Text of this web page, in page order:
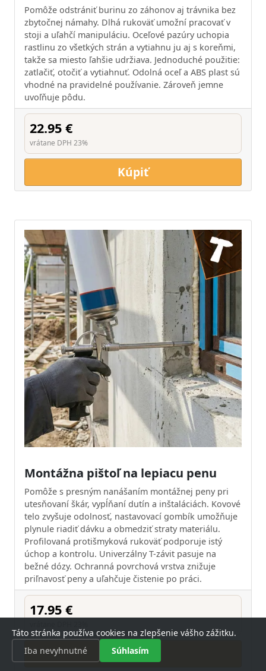
Pomôže odstrániť burinu zo záhonov aj trávnika bez
zbytočnej námahy. Dlhá rukoväť umožní pracovať v
stoji a uľahčí manipuláciu. Oceľové pazúry uchopia
rastlinu zo všetkých strán a vytiahnu ju aj s koreňmi,
takže sa miesto ľahšie udržiava. Jednoduché použitie:
zatlačiť, otočiť a vytiahnuť. Odolná oceľ a ABS plast sú
vhodné na pravidelné používanie. Zároveň jemne
uvoľňuje pôdu.
22.95 €
vrátane DPH 23%
Kúpiť
Montážna pištoľ na lepiacu penu
Pomôže s presným nanášaním montážnej peny pri
utesňovaní škár, vypĺňaní dutín a inštaláciách. Kovové
telo zvyšuje odolnosť, nastavovací gombík umožňuje
plynule riadiť dávku a obmedziť straty materiálu.
Profilovaná protišmyková rukoväť podporuje istý
úchop a kontrolu. Univerzálny T-závit pasuje na
bežné dózy. Ochranná povrchová vrstva znižuje
priľnavosť peny a uľahčuje čistenie po práci.
17.95 €
Kúpiť
Táto stránka používa cookies na zlepšenie vášho zážitku.
Iba nevyhnutné
Súhlasím